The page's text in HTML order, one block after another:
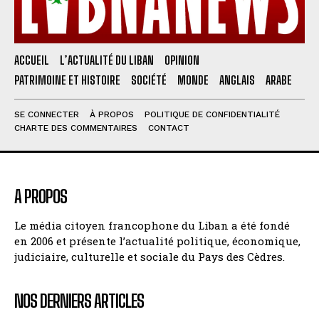
ACCUEIL L’ACTUALITÉ DU LIBAN
OPINION
PATRIMOINE ET HISTOIRE
SOCIÉTÉ MONDE ANGLAIS ARABE
SE CONNECTER À PROPOS
POLITIQUE DE CONFIDENTIALITÉ
CHARTE DES COMMENTAIRES
CONTACT
A PROPOS
Le média citoyen francophone du Liban a été fondé
en 2006 et présente l’actualité politique, économique,
judiciaire, culturelle et sociale du Pays des Cèdres.
NOS DERNIERS ARTICLES